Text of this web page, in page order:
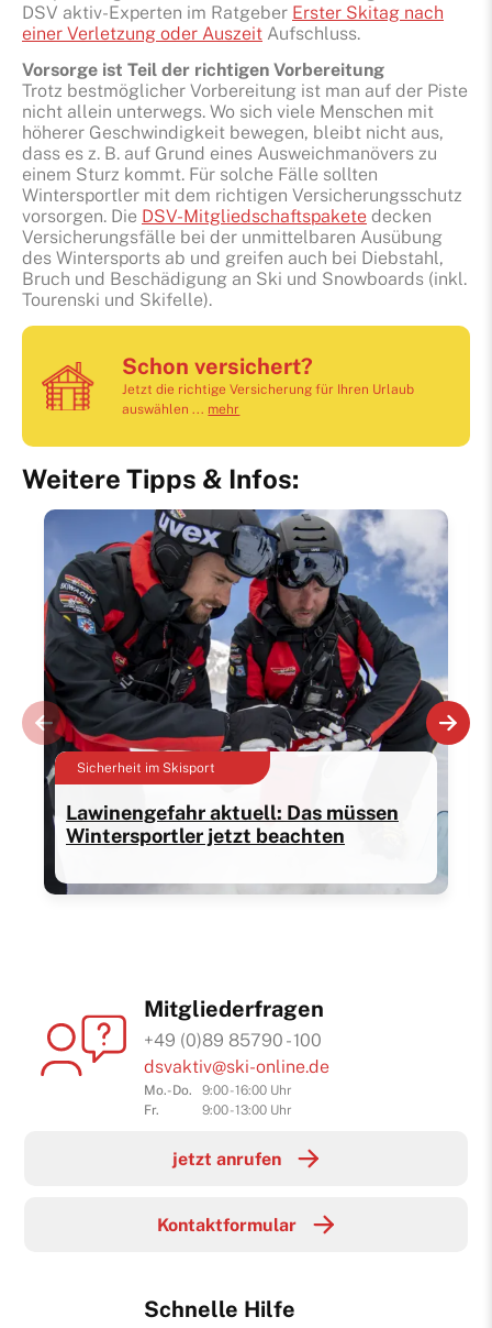
DSV aktiv-Experten im Ratgeber Erster Skitag nach
einer Verletzung oder Auszeit Aufschluss.
Vorsorge ist Teil der richtigen Vorbereitung
Trotz bestmöglicher Vorbereitung ist man auf der Piste
nicht allein unterwegs. Wo sich viele Menschen mit
höherer Geschwindigkeit bewegen, bleibt nicht aus,
dass es z. B. auf Grund eines Ausweichmanövers zu
einem Sturz kommt. Für solche Fälle sollten
Wintersportler mit dem richtigen Versicherungsschutz
vorsorgen. Die DSV-Mitgliedschaftspakete decken
Versicherungsfälle bei der unmittelbaren Ausübung
des Wintersports ab und greifen auch bei Diebstahl,
Bruch und Beschädigung an Ski und Snowboards (inkl.
Tourenski und Skifelle).
Schon versichert?
Jetzt die richtige Versicherung für Ihren Urlaub
auswählen ... mehr
Weitere Tipps & Infos:
Sicherheit im Skisport
Lawinengefahr aktuell: Das müssen
Wintersportler jetzt beachten
Mitgliederfragen
+49 (0)89 85790 - 100
dsvaktiv@ski-online.de
Mo.-Do.
9:00 - 16:00 Uhr
Fr.
9:00 - 13:00 Uhr
jetzt anrufen
Kontaktformular
Schnelle Hilfe